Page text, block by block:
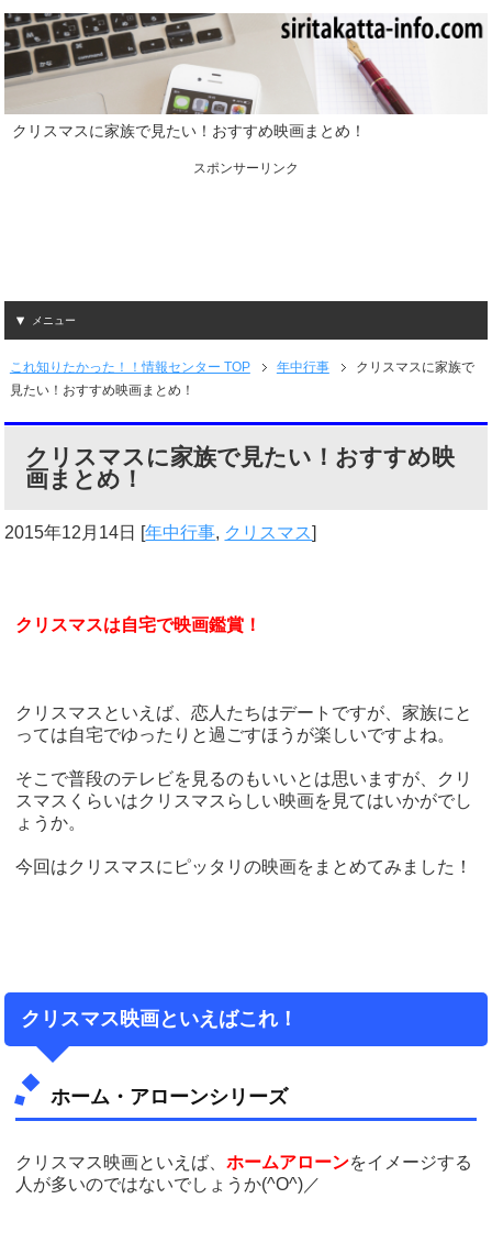
クリスマスに家族で見たい！おすすめ映画まとめ！
スポンサーリンク
メニュー
これ知りたかった！！情報センター TOP 年中行事
クリスマスに家族で
見たい！おすすめ映画まとめ！
クリスマスに家族で見たい！おすすめ映
画まとめ！
2015年12月14日 [年中行事, クリスマス]
クリスマスは自宅で映画鑑賞！
クリスマスといえば、恋人たちはデートですが、家族にと
っては自宅でゆったりと過ごすほうが楽しいですよね。
そこで普段のテレビを見るのもいいとは思いますが、クリ
スマスくらいはクリスマスらしい映画を見てはいかがでし
ょうか。
今回はクリスマスにピッタリの映画をまとめてみました！
クリスマス映画といえばこれ！
ホーム・アローンシリーズ
クリスマス映画といえば、ホームアローンをイメージする
人が多いのではないでしょうか(^O^)／